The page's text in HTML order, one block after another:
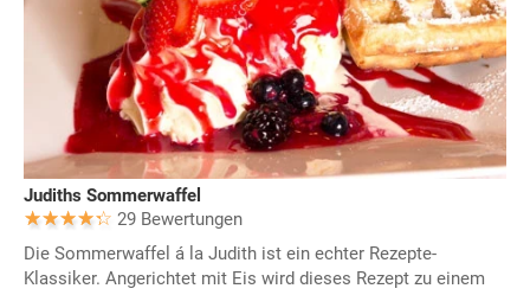
Judiths Sommerwaffel
29 Bewertungen
Die Sommerwaffel á la Judith ist ein echter Rezepte-
Klassiker. Angerichtet mit Eis wird dieses Rezept zu einem